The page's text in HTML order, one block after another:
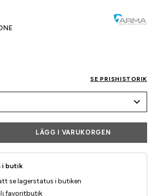
SE PRISHISTORIK
LÄGG I VARUKORGEN
i butik
se lagerstatus i butiken
favoritbutik